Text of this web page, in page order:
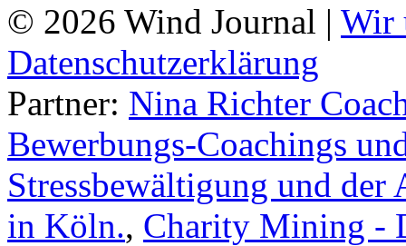
© 2026 Wind Journal | Wir
Datenschutzerklärung
Partner: Nina Richter
Bewerbungs-Coachings
Stressbewältigung und
in Köln., Charity Mining -